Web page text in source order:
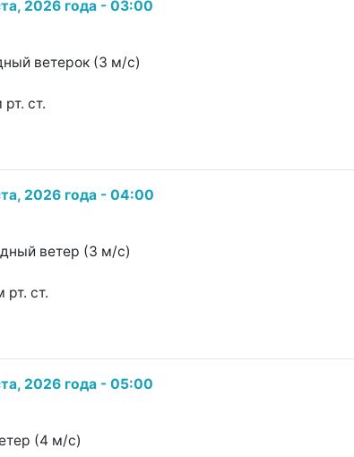
2026 года - 03:00
ветерок (3 м/с)
ст.
2026 года - 04:00
ветер (3 м/с)
рт. ст.
2026 года - 05:00
(4 м/с)